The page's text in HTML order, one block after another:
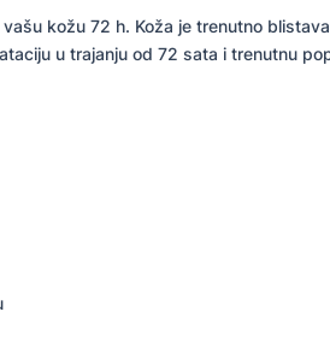
vašu kožu 72 h. Koža je trenutno
u trajanju od 72 sata i trenutnu